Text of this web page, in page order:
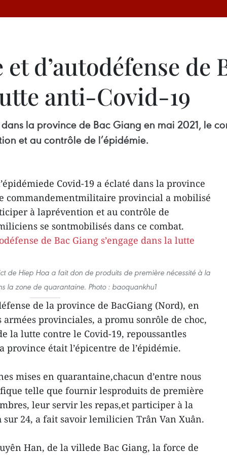
d’autodéfense de
anti-Covid-19
la province de Bac Giang en mai 2021, le
et au contrôle de l’épidémie.
Covid-19 a éclaté dans la province
commandementmilitaire provincial a mobilisé
à laprévention et au contrôle de
se sontmobilisés dans ce combat.
de Hiep Hoa a fait don de produits de première nécessité à la
la zone de quarantaine. Photo : baoquankhu1
de la province de BacGiang (Nord), en
provinciales, a promu sonrôle de choc,
la lutte contre le Covid-19, repoussantles
province était l’épicentre de l’épidémie.
mises en quarantaine,chacun d’entre nous
telle que fournir lesproduits de première
leur servir les repas,et participer à la
24, a fait savoir lemilicien Trân Van Xuân.
Han, de la villede Bac Giang, la force de